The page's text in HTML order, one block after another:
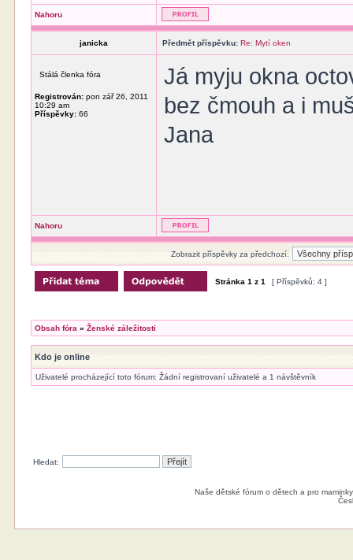
Nahoru
janicka Předmět příspěvku: Re: Mytí oken
Stálá členka fóra
Registrován: pon zář 26, 2011
10:29 am
Příspěvky: 66
Já myju okna
bez čmouh a i
Jana
Nahoru
Zobrazit příspěvky za předchozí:
Stránka1 z1 [ Příspěvků: 4 ]
Obsah fóra »Ženské záležitosti
Kdo je online
Uživatelé procházející toto fórum: Žádní registrovaní uživatelé a 1 návštěvník
Hledat:
Naše dětské fórum o dětech a pro